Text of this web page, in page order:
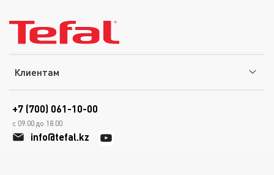
Клиентам
+7 (700) 061-10-00
с 09.00 до 18.00
info@tefal.kz